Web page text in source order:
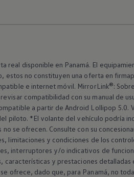
real disponible en Panamá. El
no constituyen una oferta en
e internet móvil. MirrorLink®:
compatibilidad con su manual de
a partir de Android Lollipop 5.0.
piloto. *El volante del vehículo podría
se ofrecen. Consulte con su
limitaciones y condiciones de los
interruptores y/o indicativos de
y prestaciones detalladas
ofrece, dado que, para Panamá, no